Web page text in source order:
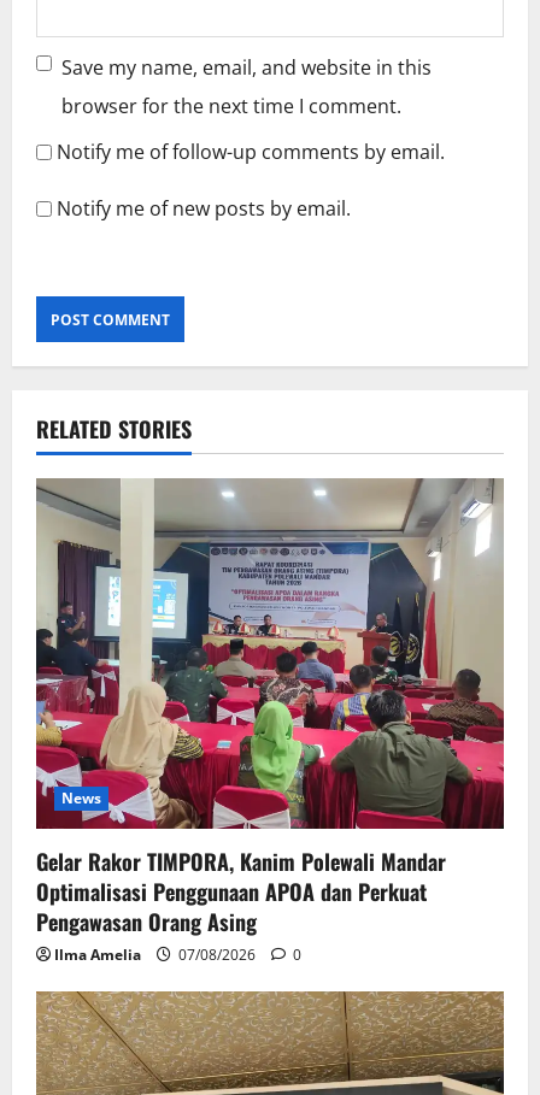
Save my name, email, and website in this
browser for the next time I comment.
Notify me of follow-up comments by email.
Notify me of new posts by email.
RELATED STORIES
News
Gelar Rakor TIMPORA, Kanim Polewali Mandar
Optimalisasi Penggunaan APOA dan Perkuat
Pengawasan Orang Asing
Ilma Amelia 07/08/2026 0